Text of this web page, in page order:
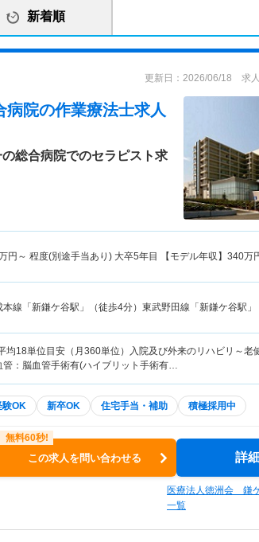
新着順
更新日：2026/06/18 求
病院の作業療法士求人
総合病院でのセラピスト求
円～ 程度(別途手当あり) 大卒5年目 【モデル年収】 340万
本線「新鎌ケ谷駅」（徒歩4分）東武野田線「新鎌ケ谷駅
均18単位目安（月360単位）入院及び外来のリハビリ～老
管：脳血管手術有(ハイブリット手術有…
験OK 新卒OK 住宅手当・補助 積極採用中
この求人を問い合わせる 詳
医療法人徳洲会 鎌
一覧